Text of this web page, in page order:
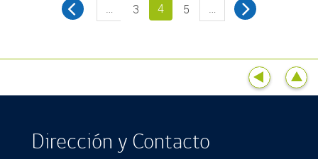
… 3 4 5 …
Dirección y Contacto